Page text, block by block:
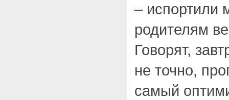
– испортили
родителям
Говорят,
не точно,
самый